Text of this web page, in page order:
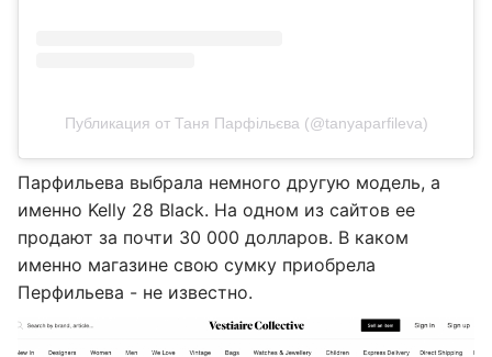
Публикация от Таня Парфільєва (@tanyaparfileva)
Парфильева выбрала немного другую модель, а
именно Kelly 28 Black. На одном из сайтов ее
продают за почти 30 000 долларов. В каком
именно магазине свою сумку приобрела
Перфильева - не известно.